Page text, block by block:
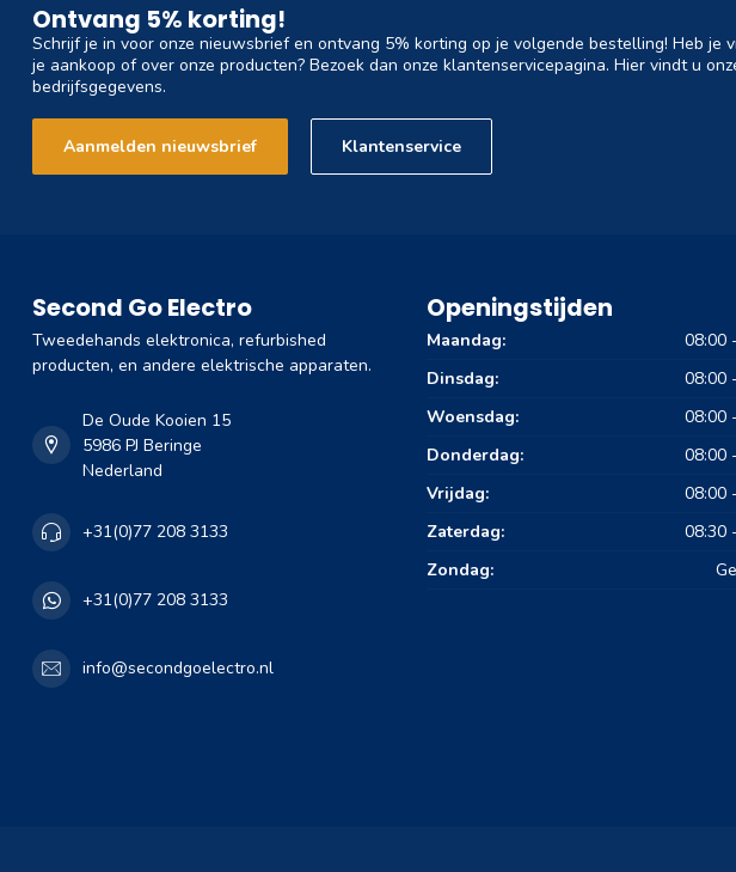
Ontvang 5% korting!
Schrijf je in voor onze nieuwsbrief en ontvang 5% korting op je volgende bestelling! Heb je
je aankoop of over onze producten? Bezoek dan onze klantenservicepagina. Hier vindt u
bedrijfsgegevens.
Aanmelden nieuwsbrief Klantenservice
Second Go Electro
Tweedehands elektronica, refurbished
producten, en andere elektrische apparaten.
De Oude Kooien 15
5986 PJ Beringe
Nederland
+31(0)77 208 3133
+31(0)77 208 3133
info@secondgoelectro.nl
Openingstijden
Maandag:
08:00
Dinsdag:
08:00
Woensdag:
08:00
Donderdag:
08:00
Vrijdag:
08:00
Zaterdag:
08:30
Zondag: